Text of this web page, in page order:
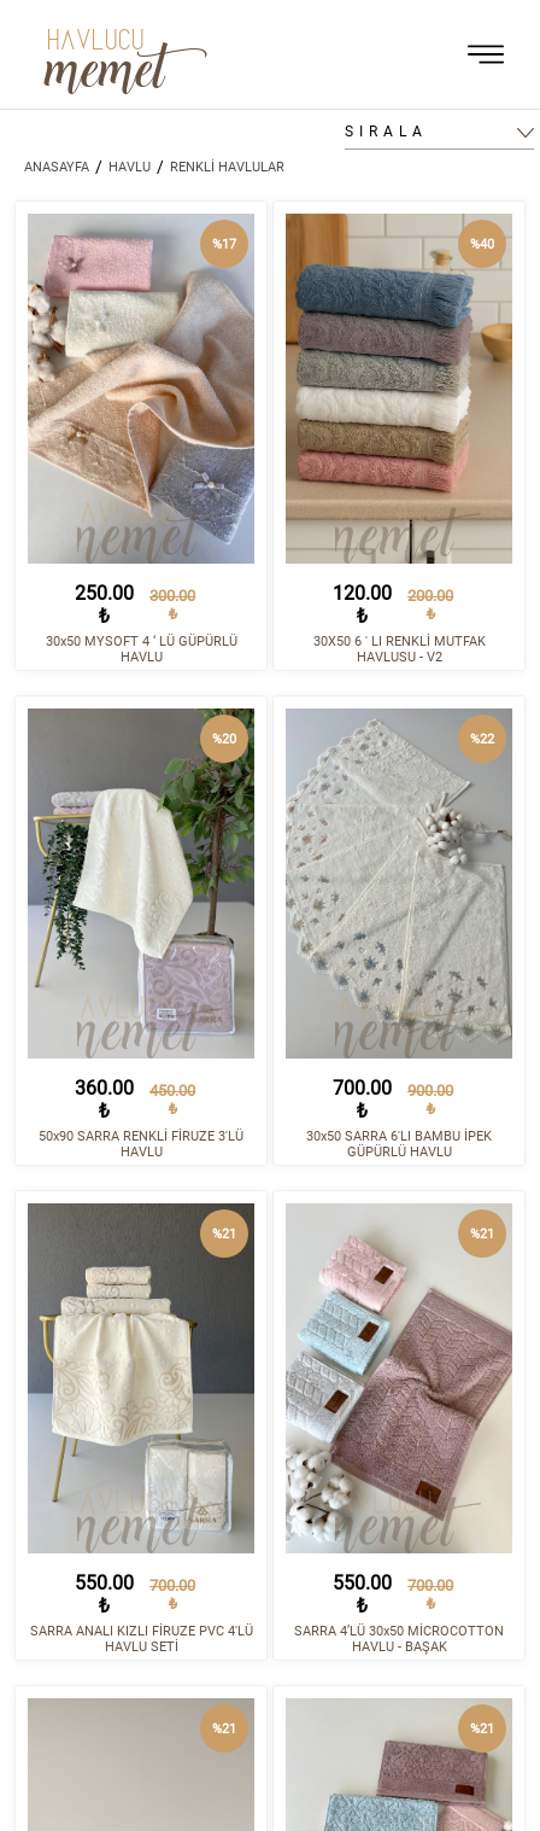
HAVLUCU
memet
ANASAYFA / HAVLU / RENKLİ HAVLULAR
SIRALA
250.00
₺
300.00
₺
30x50 MYSOFT 4 ‘ LÜ GÜPÜRLÜ
HAVLU
%17
120.00
₺
200.00
₺
30X50 6 ' LI RENKLİ MUTFAK
HAVLUSU - V2
%40
360.00
₺
450.00
₺
50x90 SARRA RENKLİ FİRUZE 3'LÜ
HAVLU
%20
700.00
₺
900.00
₺
30x50 SARRA 6'LI BAMBU İPEK
GÜPÜRLÜ HAVLU
%22
550.00
₺
700.00
₺
SARRA ANALI KIZLI FİRUZE PVC 4'LÜ
HAVLU SETİ
%21
550.00
₺
700.00
₺
SARRA 4’LÜ 30x50 MİCROCOTTON
HAVLU - BAŞAK
%21
%21 %21